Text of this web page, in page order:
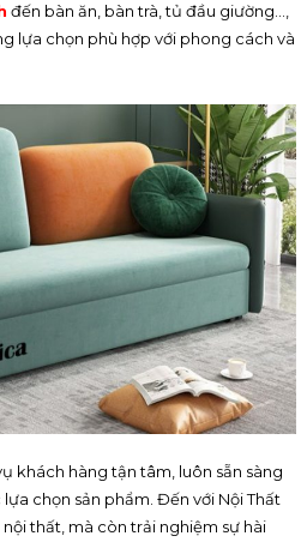
đến bàn ăn, bàn trà, tủ đầu giường…,
lựa chọn phù hợp với phong cách và
khách hàng tận tâm, luôn sẵn sàng
chọn sản phẩm. Đến với Nội Thất
thất, mà còn trải nghiệm sự hài